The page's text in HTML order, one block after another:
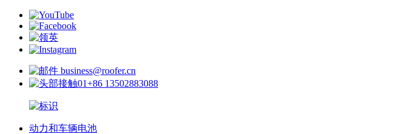
business@roofer.cn
+86 13502883088
动力和车辆电池